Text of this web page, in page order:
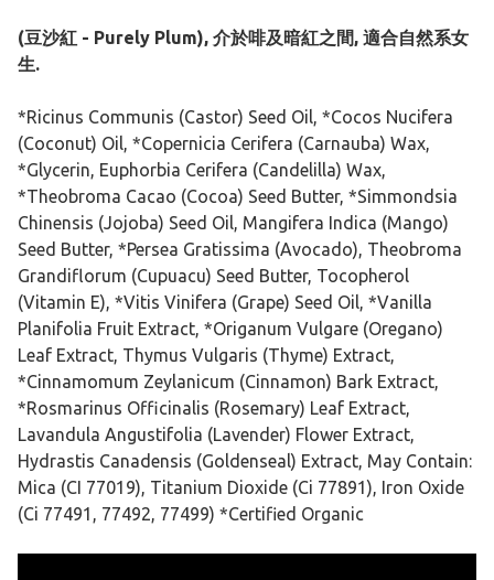
(豆沙紅 - Purely Plum), 介於啡及暗紅之間, 適合自然系女
生.
*Ricinus Communis (Castor) Seed Oil, *Cocos Nucifera
(Coconut) Oil, *Copernicia Cerifera (Carnauba) Wax,
*Glycerin, Euphorbia Cerifera (Candelilla) Wax,
*Theobroma Cacao (Cocoa) Seed Butter, *Simmondsia
Chinensis (Jojoba) Seed Oil, Mangifera Indica (Mango)
Seed Butter, *Persea Gratissima (Avocado), Theobroma
Grandiflorum (Cupuacu) Seed Butter, Tocopherol
(Vitamin E), *Vitis Vinifera (Grape) Seed Oil, *Vanilla
Planifolia Fruit Extract, *Origanum Vulgare (Oregano)
Leaf Extract, Thymus Vulgaris (Thyme) Extract,
*Cinnamomum Zeylanicum (Cinnamon) Bark Extract,
*Rosmarinus Officinalis (Rosemary) Leaf Extract,
Lavandula Angustifolia (Lavender) Flower Extract,
Hydrastis Canadensis (Goldenseal) Extract, May Contain:
Mica (CI 77019), Titanium Dioxide (Ci 77891), Iron Oxide
(Ci 77491, 77492, 77499) *Certified Organic